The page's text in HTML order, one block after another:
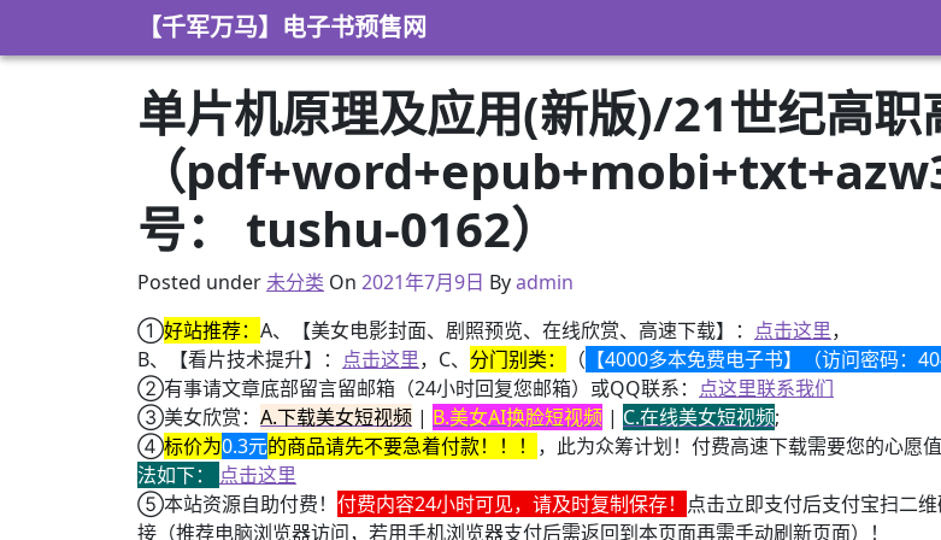
【千军万马】电子书预售网
单片机原理及应用(新版)/21世纪高
（
号： tushu-0162）
Posted under未分类 On 2021年2月21日
2021年7月9日 Byadmin
①好站推荐： A、【美女电影封面、剧照预览、在线欣赏、高速下载】： 点击这里，
B、【看片技术提升】： 点击这里，C、 分门别类： （ 【4000多本免费电子书】（访问密码：
②有事请文章底部留言留邮箱（24小时回复您邮箱）或QQ联系： 点这里联系我们
③美女欣赏： A.下载美女短视频 | B.美女AI换脸短视频 | C.在线美女短视频;
④标价为0.3元的商品请先不要急着付款！！！ ，此为众筹计划！付费高速下载需要您的心愿
法如下： 点击这里
⑤本站资源自助付费！ 付费内容24小时可见，请及时复制保存！ 点击立即支付后支付宝扫二
接（推荐电脑浏览器访问，若用手机浏览器支付后需返回到本页面再需手动刷新页面）！